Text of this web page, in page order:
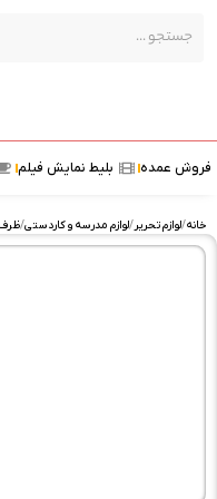
بلیط نمایش فیلم
تحریر/لوازم مدرسه و کاردستی /ظرف غذا/ ظرف